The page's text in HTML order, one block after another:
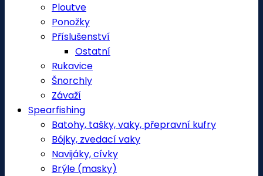
Ploutve
Ponožky
Příslušenství
Ostatní
Rukavice
Šnorchly
Závaží
Spearfishing
Batohy, tašky, vaky, přepravní kufry
Bójky, zvedací vaky
Navijáky, cívky
Brýle (masky)